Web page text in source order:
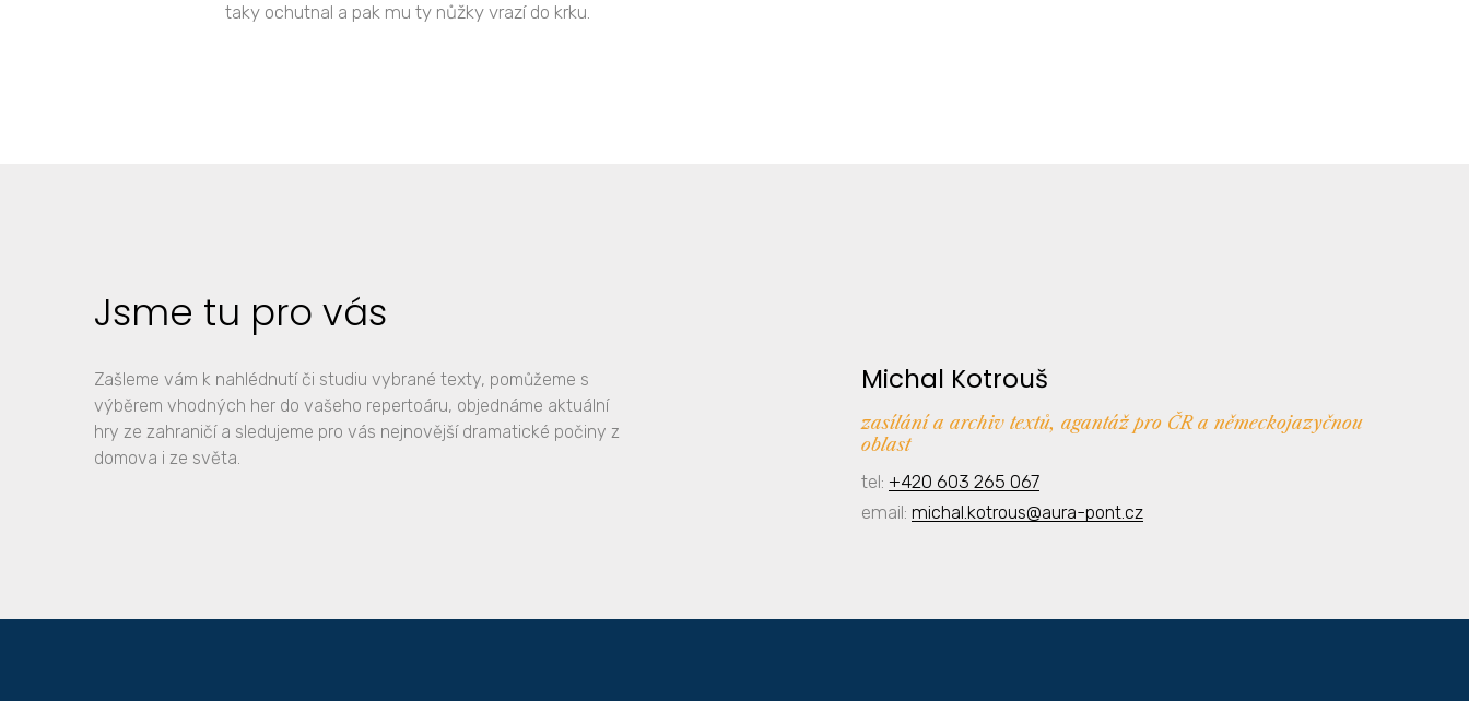
taky ochutnal a pak mu ty nůžky vrazí do krku.
Jsme tu pro vás
Zašleme vám k nahlédnutí či studiu vybrané texty, pomůžeme s
výběrem vhodných her do vašeho repertoáru, objednáme aktuální
hry ze zahraničí a sledujeme pro vás nejnovější dramatické počiny z
domova i ze světa.
Michal Kotrouš
zasílání a archiv textů, agantáž pro ČR a německojazyčnou
oblast
tel: +420 603 265 067
email:michal.kotrous@aura-pont.cz